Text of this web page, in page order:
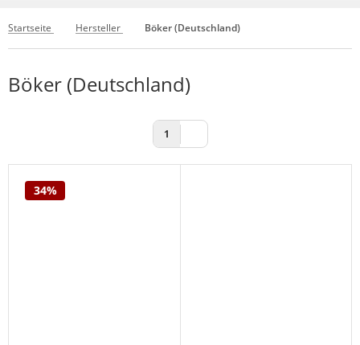
Startseite Hersteller Böker (Deutschland)
Böker (Deutschland)
1
34%